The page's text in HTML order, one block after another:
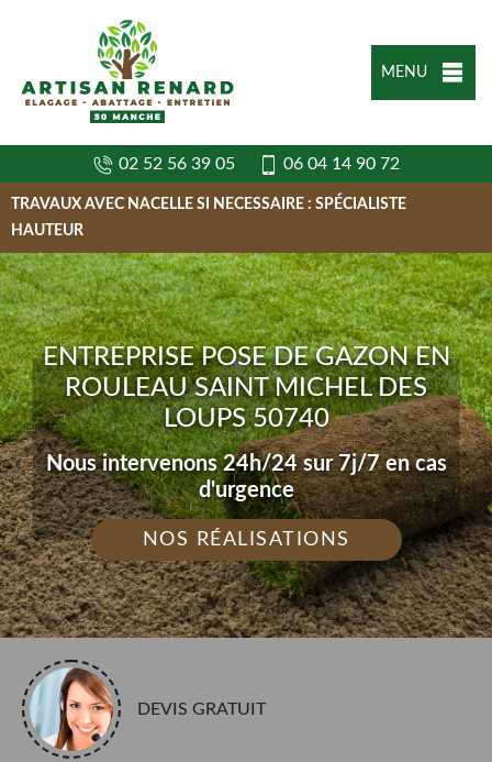
MENU
02 52 56 39 05 06 04 14 90 72
TRAVAUX AVEC NACELLE SI NECESSAIRE : SPÉCIALISTE
HAUTEUR
ENTREPRISE POSE DE GAZON EN
ROULEAU SAINT MICHEL DES
LOUPS 50740
Nous intervenons 24h/24 sur 7j/7 en cas
d'urgence
NOS RÉALISATIONS
DEVIS GRATUIT